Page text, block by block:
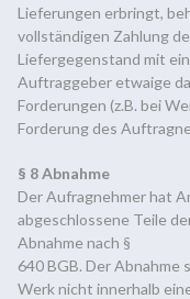
Lieferungen erbringt,
vollständigen Zahlung
Liefergegenstand mit
Auftraggeber etwaige
Forderungen (z.B. bei
Forderung des
§ 8 Abnahme
Der Aufragnehmer hat
abgeschlossene Teile
Abnahme nach §
640 BGB. Der
Werk nicht innerhalb